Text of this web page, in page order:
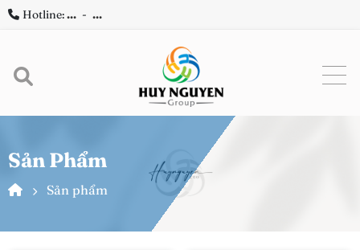
Hotline:... - ...
Sản Phẩm
Sản phẩm